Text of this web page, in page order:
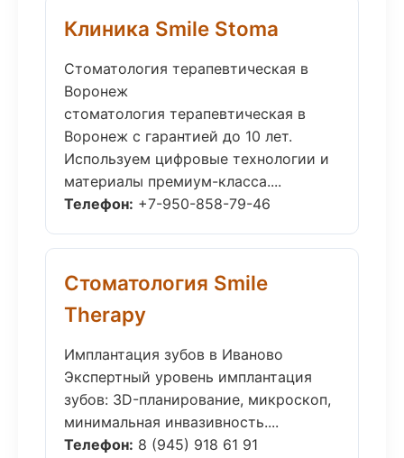
Клиника Smile Stoma
Стоматология терапевтическая в
Воронеж
стоматология терапевтическая в
Воронеж с гарантией до 10 лет.
Используем цифровые технологии и
материалы премиум-класса....
Телефон: +7-950-858-79-46
Стоматология Smile
Therapy
Имплантация зубов в Иваново
Экспертный уровень имплантация
зубов: 3D-планирование, микроскоп,
минимальная инвазивность....
Телефон: 8 (945) 918 61 91